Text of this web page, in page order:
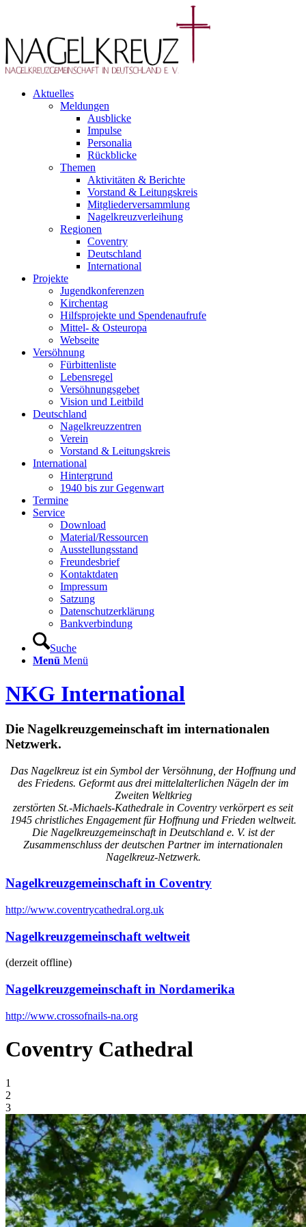
Aktuelles
Meldungen
Ausblicke
Impulse
Personalia
Rückblicke
Themen
Aktivitäten & Berichte
Vorstand & Leitungskreis
Mitgliederversammlung
Nagelkreuzverleihung
Regionen
Coventry
Deutschland
International
Projekte
Jugendkonferenzen
Kirchentag
Hilfsprojekte und Spendenaufrufe
Mittel- & Osteuropa
Webseite
Versöhnung
Fürbittenliste
Lebensregel
Versöhnungsgebet
Vision und Leitbild
Deutschland
Nagelkreuzzentren
Verein
Vorstand & Leitungskreis
International
Hintergrund
1940 bis zur Gegenwart
Termine
Service
Download
Material/Ressourcen
Ausstellungsstand
Freundesbrief
Kontaktdaten
Impressum
Satzung
Datenschutzerklärung
Bankverbindung
Suche
Menü Menü
NKG International
Die Nagelkreuzgemeinschaft im internationalen
Netzwerk.
Das Nagelkreuz ist ein Symbol der Versöhnung, der Hoffnung und
des Friedens. Geformt aus drei mittelalterlichen Nägeln der im
Zweiten Weltkrieg
zerstörten St.-Michaels-Kathedrale in Coventry verkörpert es seit
1945 christliches Engagement für Hoffnung und Frieden weltweit.
Die Nagelkreuzgemeinschaft in Deutschland e. V. ist der
Zusammenschluss der deutschen Partner im internationalen
Nagelkreuz-Netzwerk.
Nagelkreuzgemeinschaft in Coventry
http://www.coventrycathedral.org.uk
Nagelkreuzgemeinschaft weltweit
(derzeit offline)
Nagelkreuzgemeinschaft in Nordamerika
http://www.crossofnails-na.org
Coventry Cathedral
1
2
3